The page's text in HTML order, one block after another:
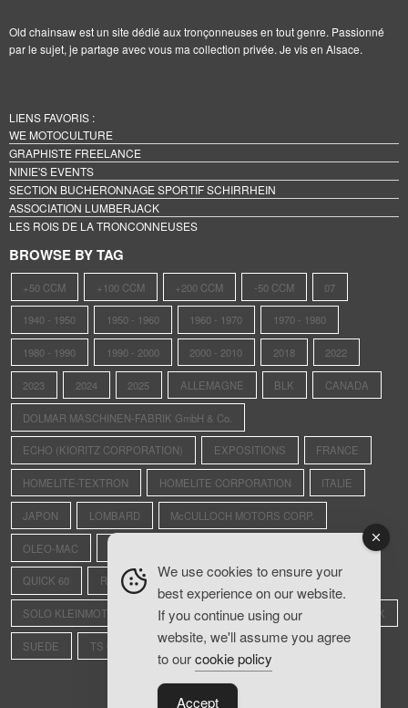
Old chainsaw est un site dédié aux tronçonneuses en tout genre. Passionné
par le sujet, je partage avec vous ma collection privée. Je vis en Alsace.
LIENS FAVORIS :
WE MOTOCULTURE
GRAPHISTE FREELANCE
NINIE'S EVENTS
SECTION BUCHERONNAGE SPORTIF SCHIRRHEIN
ASSOCIATION LUMBERJACK
LES ROIS DE LA TRONCONNEUSES
BROWSE BY TAG
+50 CCM +100 CCM +200 CCM -50 CCM 07
1940 - 1950 1950 - 1960 1960 - 1970 1970 - 1980
1980 - 1990 1990 - 2000 2000 - 2010 2018 2022
2023 2024 2025 ALLEMAGNE BLK CANADA
DOLMAR MASCHINEN-FABRIK GmbH & Co.
ECHO (KIORITZ CORPORATION) EXPOSITIONS FRANCE
HOMELITE-TEXTRON HOMELITE CORPORATION ITALIE
JAPON LOMBARD McCULLOCH MOTORS CORP.
OLEO-MAC
QUICK 60 REXO RS4 SAINTE-CROIX-AUX-MINES
SOLO KLEINMOTOREN GmbH STIHL ANDREAS MASCHINENFABRIK
SUEDE TS 08 U.S.A. VIDÉOS XL-12
We use cookies to ensure your
best experience on our website.
If you continue using our
website, we'll assume you agree
to ourcookie policy
Accept